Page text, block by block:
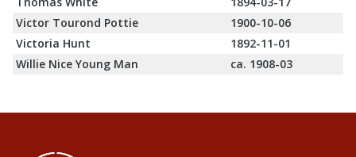
Victor Tourond Pottie
1900-10-06
Victoria Hunt
1892-11-01
Willie Nice Young Man
ca. 1908-03